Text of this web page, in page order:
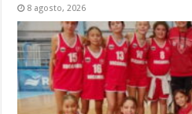
8 agosto, 2026